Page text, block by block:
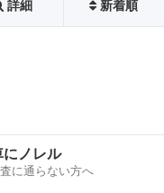
詳細 新着順
にノレル
に通らない方へ